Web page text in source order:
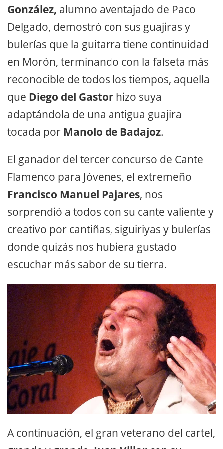
González, alumno aventajado de Paco
Delgado, demostró con sus guajiras y
bulerías que la guitarra tiene continuidad
en Morón, terminando con la falseta más
reconocible de todos los tiempos, aquella
que Diego del Gastor hizo suya
adaptándola de una antigua guajira
tocada por Manolo de Badajoz.
El ganador del tercer concurso de Cante
Flamenco para Jóvenes, el extremeño
Francisco Manuel Pajares, nos
sorprendió a todos con su cante valiente y
creativo por cantiñas, siguiriyas y bulerías
donde quizás nos hubiera gustado
escuchar más sabor de su tierra.
A continuación, el gran veterano del cartel,